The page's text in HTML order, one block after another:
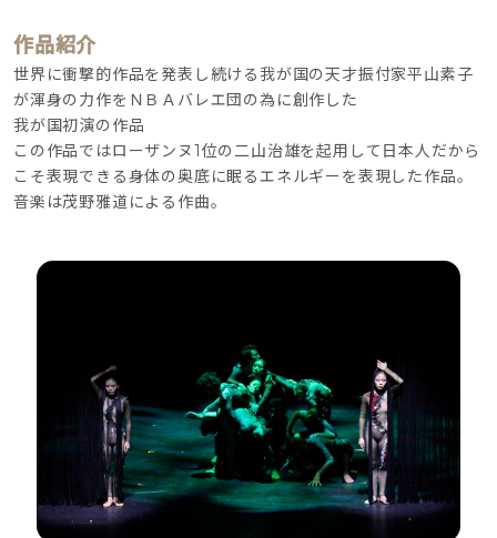
作品紹介
世界に衝撃的作品を発表し続ける我が国の天才振付家平山素子
が渾身の力作をＮＢＡバレエ団の為に創作した
我が国初演の作品
この作品ではローザンヌ1位の二山治雄を起用して日本人だから
こそ表現できる身体の奥底に眠るエネルギーを表現した作品。
音楽は茂野雅道による作曲。